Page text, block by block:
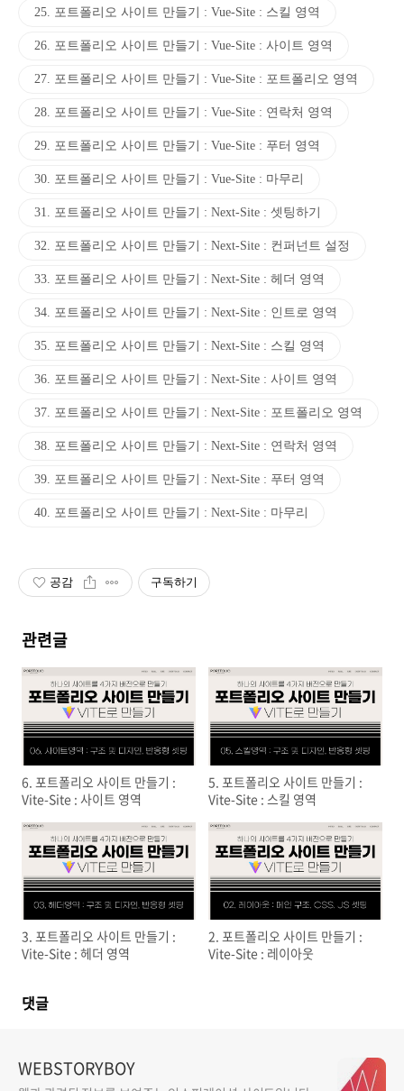
25. 포트폴리오 사이트 만들기 : Vue-Site : 스킬 영역
26. 포트폴리오 사이트 만들기 : Vue-Site : 사이트 영역
27. 포트폴리오 사이트 만들기 : Vue-Site : 포트폴리오 영역
28. 포트폴리오 사이트 만들기 : Vue-Site : 연락처 영역
29. 포트폴리오 사이트 만들기 : Vue-Site : 푸터 영역
30. 포트폴리오 사이트 만들기 : Vue-Site : 마무리
31. 포트폴리오 사이트 만들기 : Next-Site : 셋팅하기
32. 포트폴리오 사이트 만들기 : Next-Site : 컨퍼넌트 설정
33. 포트폴리오 사이트 만들기 : Next-Site : 헤더 영역
34. 포트폴리오 사이트 만들기 : Next-Site : 인트로 영역
35. 포트폴리오 사이트 만들기 : Next-Site : 스킬 영역
36. 포트폴리오 사이트 만들기 : Next-Site : 사이트 영역
37. 포트폴리오 사이트 만들기 : Next-Site : 포트폴리오 영역
38. 포트폴리오 사이트 만들기 : Next-Site : 연락처 영역
39. 포트폴리오 사이트 만들기 : Next-Site : 푸터 영역
40. 포트폴리오 사이트 만들기 : Next-Site : 마무리
공감 구독하기
관련글
6. 포트폴리오 사이트 만들기 :
Vite-Site : 사이트 영역
5. 포트폴리오 사이트 만들기 :
Vite-Site : 스킬 영역
3. 포트폴리오 사이트 만들기 :
Vite-Site : 헤더 영역
2. 포트폴리오 사이트 만들기 :
Vite-Site : 레이아웃
댓글
WEBSTORYBOY